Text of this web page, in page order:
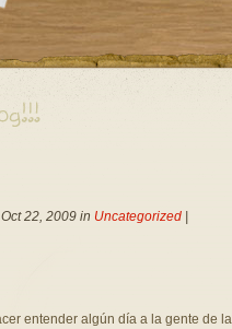
22, 2009 in Uncategorized|
entender algún día a la gente de